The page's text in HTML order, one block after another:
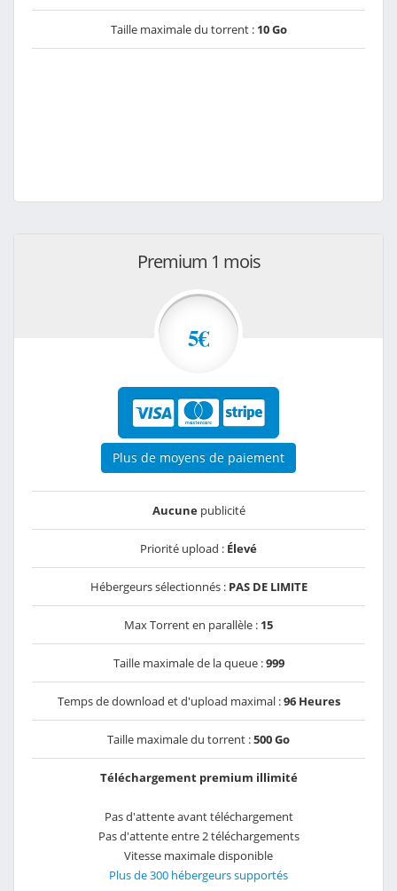
Taille maximale du torrent : 10 Go
Premium 1 mois
5€
Plus de moyens de paiement
Aucunepublicité
Priorité upload : Élevé
Hébergeurs sélectionnés : PAS DE LIMITE
Max Torrent en parallèle : 15
Taille maximale de la queue :999
Temps de download et d'upload maximal :96 Heures
Taille maximale du torrent :500 Go
Téléchargement premium illimité
Pas d'attente avant téléchargement
Pas d'attente entre 2 téléchargements
Vitesse maximale disponible
Plus de 300 hébergeurs supportés